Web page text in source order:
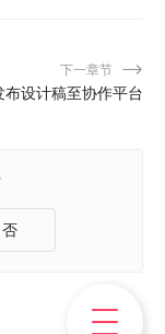
下一章节
布设计稿至协作平台
否